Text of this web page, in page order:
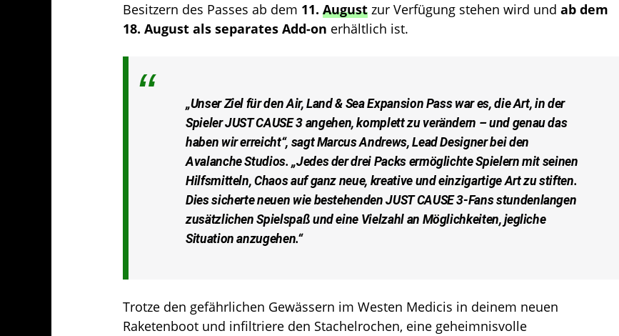
Besitzern des Passes ab dem 11. August zur Verfügung stehen wird und ab dem
18. August als separates Add-on erhältlich ist.
„Unser Ziel für den Air, Land & Sea Expansion Pass war es, die Art, in der
SpielerJUST CAUSE 3angehen, komplett zu verändern – und genau das
haben wir erreicht“, sagt Marcus Andrews, Lead Designer bei den
Avalanche Studios. „Jedes der drei Packs ermöglichte Spielern mit seinen
Hilfsmitteln, Chaos auf ganz neue, kreative und einzigartige Art zu stiften.
Dies sicherte neuen wie bestehendenJUST CAUSE 3-Fans stundenlangen
zusätzlichen Spielspaß und eine Vielzahl an Möglichkeiten, jegliche
Situation anzugehen.“
Trotze den gefährlichen Gewässern im Westen Medicis in deinem neuen
Raketenboot und infiltriere den Stachelrochen, eine geheimnisvolle